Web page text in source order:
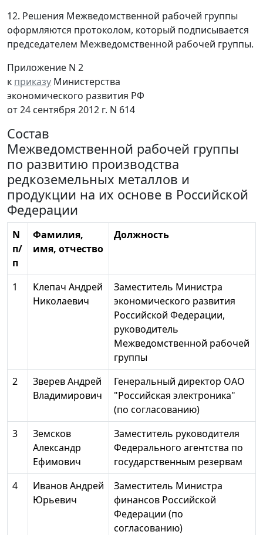
12. Решения Межведомственной рабочей группы
оформляются протоколом, который подписывается
председателем Межведомственной рабочей группы.
Приложение N 2
к приказу Министерства
экономического развития РФ
от 24 сентября 2012 г. N 614
Состав
Межведомственной рабочей группы
по развитию производства
редкоземельных металлов и
продукции на их основе в Российской
Федерации
N
п/
п
Фамилия,
имя, отчество
Должность
1
Клепач Андрей
Николаевич
Заместитель Министра
экономического развития
Российской Федерации,
руководитель
Межведомственной рабочей
группы
2
Зверев Андрей
Владимирович
Генеральный директор ОАО
"Российская электроника"
(по согласованию)
3
Земсков
Александр
Ефимович
Заместитель руководителя
Федерального агентства по
государственным резервам
4
Иванов Андрей
Юрьевич
Заместитель Министра
финансов Российской
Федерации (по
согласованию)